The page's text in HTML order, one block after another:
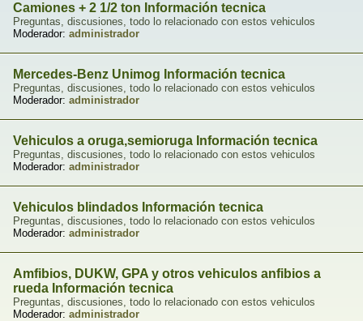
Camiones + 2 1/2 ton Información tecnica
Preguntas, discusiones, todo lo relacionado con estos vehiculos
Moderador: administrador
Mercedes-Benz Unimog Información tecnica
Preguntas, discusiones, todo lo relacionado con estos vehiculos
Moderador: administrador
Vehiculos a oruga,semioruga Información tecnica
Preguntas, discusiones, todo lo relacionado con estos vehiculos
Moderador: administrador
Vehiculos blindados Información tecnica
Preguntas, discusiones, todo lo relacionado con estos vehiculos
Moderador: administrador
Amfibios, DUKW, GPA y otros vehiculos anfibios a
rueda Información tecnica
Preguntas, discusiones, todo lo relacionado con estos vehiculos
Moderador: administrador